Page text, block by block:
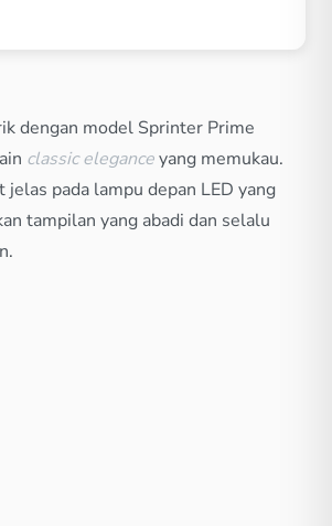
dengan model Sprinter Prime
classic eleganceyang memukau.
pada lampu depan LED yang
tampilan yang abadi dan selalu